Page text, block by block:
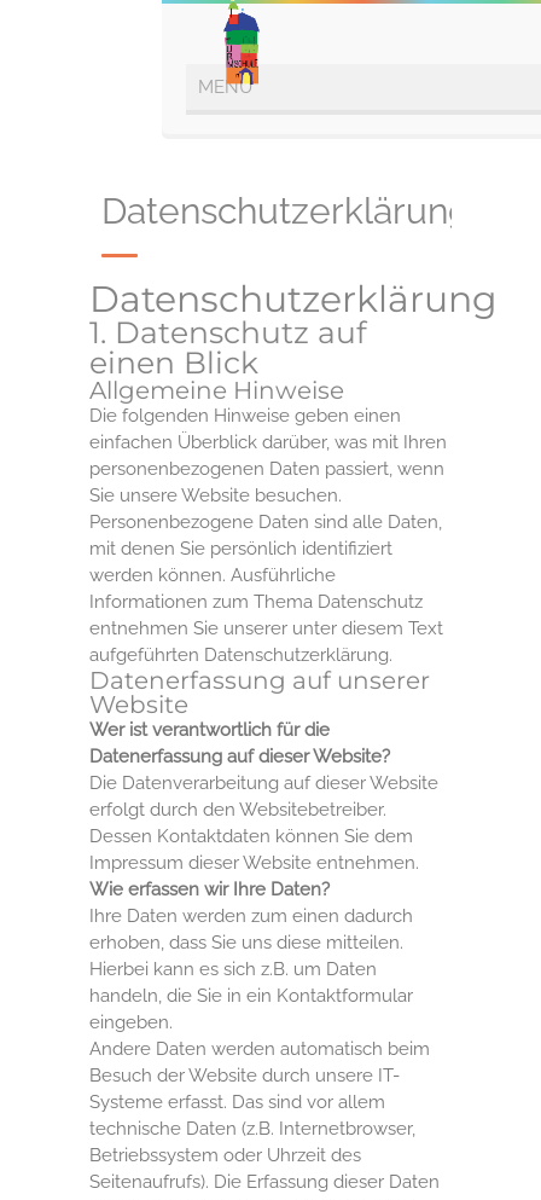
Datenschutzerklärung
Datenschutzerklärung
1. Datenschutz auf
einen Blick
Allgemeine Hinweise
Die folgenden Hinweise geben einen
einfachen Überblick darüber, was mit Ihren
personenbezogenen Daten passiert, wenn
Sie unsere Website besuchen.
Personenbezogene Daten sind alle Daten,
mit denen Sie persönlich identifiziert
werden können. Ausführliche
Informationen zum Thema Datenschutz
entnehmen Sie unserer unter diesem Text
aufgeführten Datenschutzerklärung.
Datenerfassung auf unserer
Website
Wer ist verantwortlich für die
Datenerfassung auf dieser Website?
Die Datenverarbeitung auf dieser Website
erfolgt durch den Websitebetreiber.
Dessen Kontaktdaten können Sie dem
Impressum dieser Website entnehmen.
Wie erfassen wir Ihre Daten?
Ihre Daten werden zum einen dadurch
erhoben, dass Sie uns diese mitteilen.
Hierbei kann es sich z.B. um Daten
handeln, die Sie in ein Kontaktformular
eingeben.
Andere Daten werden automatisch beim
Besuch der Website durch unsere IT-
Systeme erfasst. Das sind vor allem
technische Daten (z.B. Internetbrowser,
Betriebssystem oder Uhrzeit des
Seitenaufrufs). Die Erfassung dieser Daten